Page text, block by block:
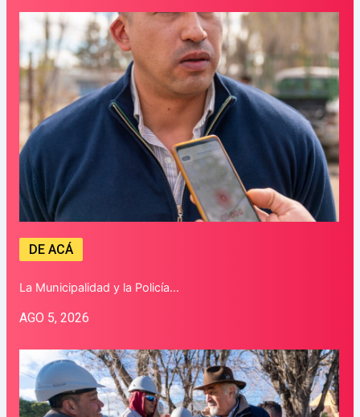
DE ACÁ
La Municipalidad y la Policía…
AGO 5, 2026